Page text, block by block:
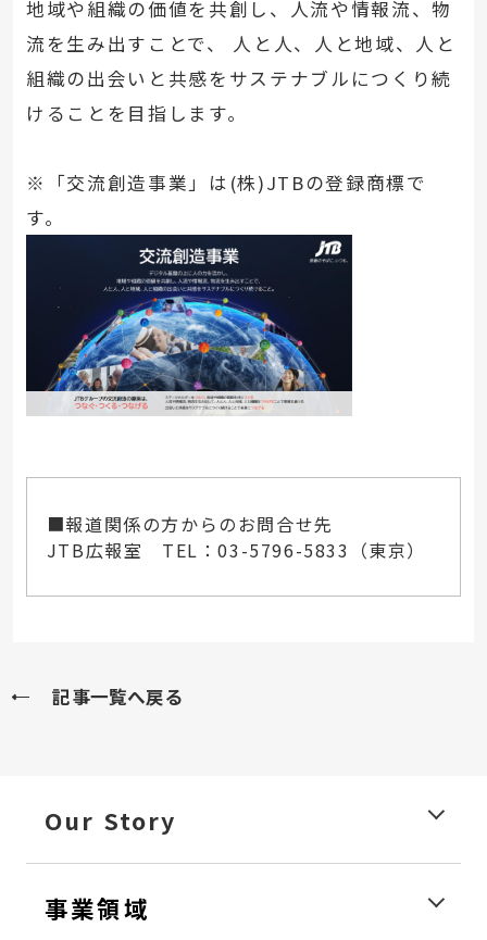
地域や組織の価値を共創し、人流や情報流、物
流を生み出すことで、 人と人、人と地域、人と
組織の出会いと共感をサステナブルにつくり続
けることを目指します。
※「交流創造事業」は(株)JTBの登録商標で
す。
■報道関係の方からのお問合せ先
JTB広報室 TEL：03-5796-5833（東京）
記事一覧へ戻る
Our Story
事業領域